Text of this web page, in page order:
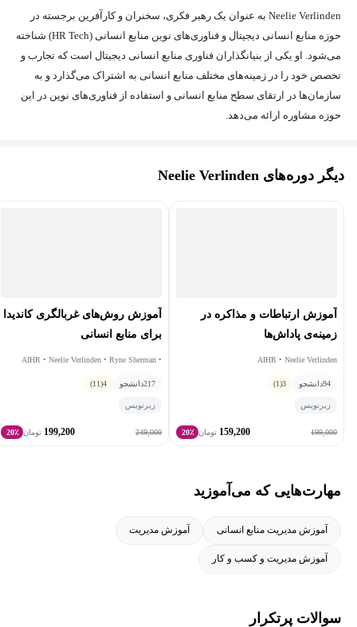
Neelie Verlinden به عنوان یک رهبر فکری، سخنران و کارآفرین برجسته در
حوزه منابع انسانی دیجیتال و فناوری‌های نوین منابع انسانی (HR Tech) شناخته
می‌شود. او یکی از بنیانگذاران فناوری منابع انسانی دیجیتال است که تجارب و
تخصص خود را در زمینه‌های مختلف منابع انسانی به اشتراک می‌گذارد و به
سازمان‌ها در ارتقای سطح منابع انسانی و استفاده از فناوری‌های نوین در این
حوزه مشاوره ارائه می‌دهد.
دیگر دوره‌های Neelie Verlinden
آموزش ارتباطات و مذاکره در
زمینه‌ی پاداش‌ها
AIHR • Neelie Verlinden
94دانشجو 3
(1)
زیرنویس
199,000
159,200 تومان 20٪
آموزش روش‌های غربالگری کاندیدا
برای منابع انسانی
AIHR • Neelie Verlinden • Ryne Sherman •
217دانشجو 4
(11)
زیرنویس
249,000
199,200 تومان 20٪
مهارت‌هایی که می‌آموزید
آموزش مدیریت منابع انسانی آموزش مدیریت
آموزش مدیریت و کسب و کار
سوالات پرتکرار